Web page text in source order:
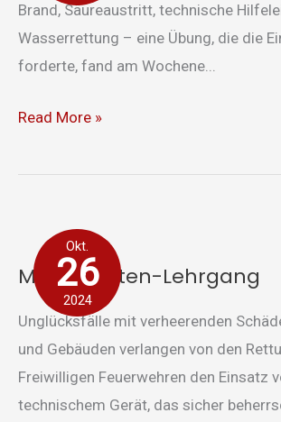
Brand, Säureaustritt, technische
Wasserrettung – eine Übung, die die
forderte, fand am Wochene...
Read More »
Okt.
26
2024
Maschinisten-Lehrgang
Unglücksfälle mit verheerenden
und Gebäuden verlangen von den
Freiwilligen Feuerwehren den Einsatz
technischem Gerät, das sicher
Maschinisten-
Lehrgang